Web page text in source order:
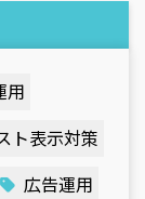
用
ト表示対策
広告運用